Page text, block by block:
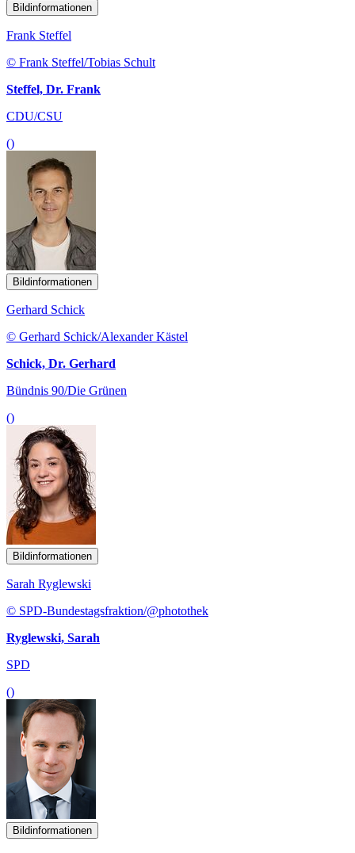
Bildinformationen
Frank Steffel
© Frank Steffel/Tobias Schult
Steffel, Dr. Frank
CDU/CSU
()
Bildinformationen
Gerhard Schick
© Gerhard Schick/Alexander Kästel
Schick, Dr. Gerhard
Bündnis 90/Die Grünen
()
Bildinformationen
Sarah Ryglewski
© SPD-Bundestagsfraktion/@photothek
Ryglewski, Sarah
SPD
()
Bildinformationen